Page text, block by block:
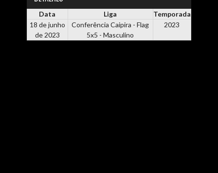
Data Liga
Temporada
18 de junho
de 2023
Conferência Caipira - Flag
5x5 - Masculino
2023